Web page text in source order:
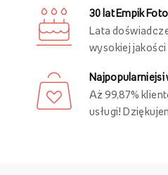
30 lat Empik
Lata
wysokiej jakości
Najpopularniejsi
Aż 99,87%
usługi!